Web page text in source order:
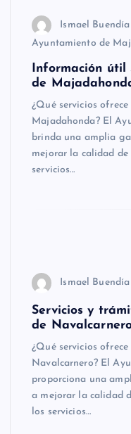
Ismael Buendía
Ayuntamiento de
Información
de
¿Qué servicios
Majadahonda? El
brinda una amplia
mejorar la calidad de
servicios…
Ismael Buendía
Servicios y
de
¿Qué servicios
Navalcarnero? El
proporciona una
a mejorar la calidad
los servicios…